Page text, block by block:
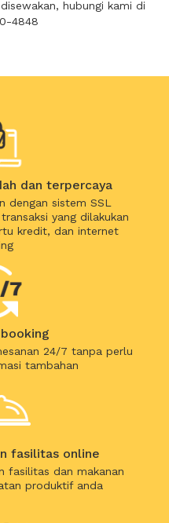
hubungi kami di
4848
dan terpercaya
dengan sistem SSL
yang dilakukan
kredit, dan internet
24/7 tanpa perlu
tambahan
fasilitas online
fasilitas dan makanan
produktif anda